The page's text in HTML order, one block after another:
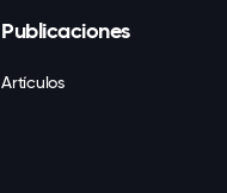
Publicaciones
Artículos